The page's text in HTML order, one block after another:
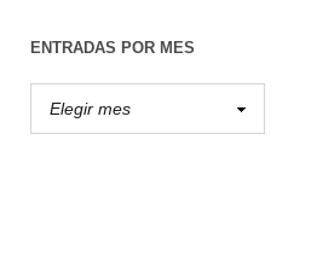
ENTRADAS POR MES